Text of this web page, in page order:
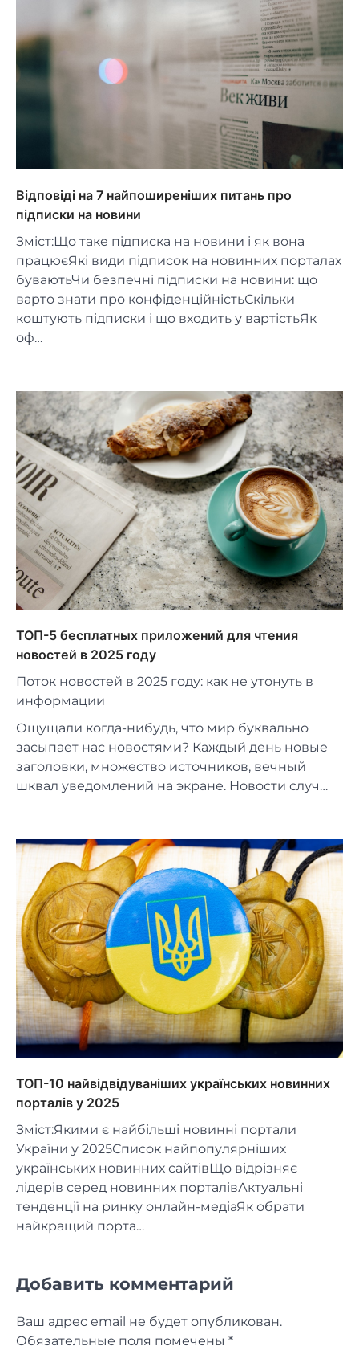
Відповіді на 7 найпоширеніших питань про
підписки на новини
Зміст:Що таке підписка на новини і як вона
працюєЯкі види підписок на новинних порталах
буваютьЧи безпечні підписки на новини: що
варто знати про конфіденційністьСкільки
коштують підписки і що входить у вартістьЯк
оф…
ТОП-5 бесплатных приложений для чтения
новостей в 2025 году
Поток новостей в 2025 году: как не утонуть в
информации
Ощущали когда-нибудь, что мир буквально
засыпает нас новостями? Каждый день новые
заголовки, множество источников, вечный
шквал уведомлений на экране. Новости случ…
ТОП-10 найвідвідуваніших українських новинних
порталів у 2025
Зміст:Якими є найбільші новинні портали
України у 2025Список найпопулярніших
українських новинних сайтівЩо відрізняє
лідерів серед новинних порталівАктуальні
тенденції на ринку онлайн-медіаЯк обрати
найкращий порта…
Добавить комментарий
Ваш адрес email не будет опубликован.
Обязательные поля помечены *